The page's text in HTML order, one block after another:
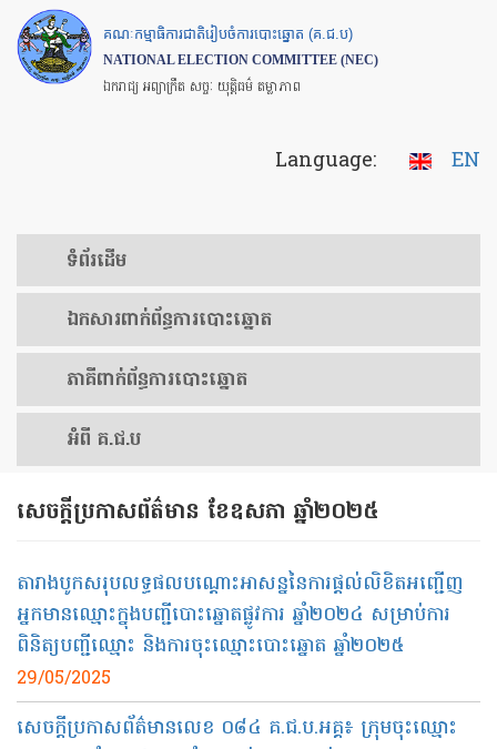
Skip
to
main
គណៈកម្មាធិការជាតិរៀបចំការបោះឆ្នោត (គ.ជ.ប)
NATIONAL ELECTION COMMITTEE (NEC)
ឯករាជ្យ អព្យាក្រឹត សច្ចៈ យុត្តិធម៌ តម្លាភាព
Language: EN
ទំព័រ​ដើម
ឯកសារ​ពាក់ព័ន្ធ​ការ​បោះឆ្នោត
​ភាគីពាក់ព័ន្ធ​​ការ​បោះឆ្នោត
អំពី គ.ជ.ប
សេចក្ដីប្រកាសព័ត៌មាន ខែឧសភា ឆ្នាំ២០២៥
តារាងបូកសរុបលទ្ធផលបណ្តោះអាសន្ននៃការផ្តល់លិខិតអញ្ជើញ
អ្នកមានឈ្មោះក្នុងបញ្ជីបោះឆ្នោតផ្លូវការ ឆ្នាំ២០២៤ សម្រាប់ការ
ពិនិត្យបញ្ជីឈ្មោះ និងការចុះឈ្មោះបោះឆ្នោត ឆ្នាំ២០២៥
29/05/2025
សេចក្តីប្រកាសព័ត៌មានលេខ ០៨៤ គ.ជ.ប.អគ្គ៖ ក្រុមចុះឈ្មោះ